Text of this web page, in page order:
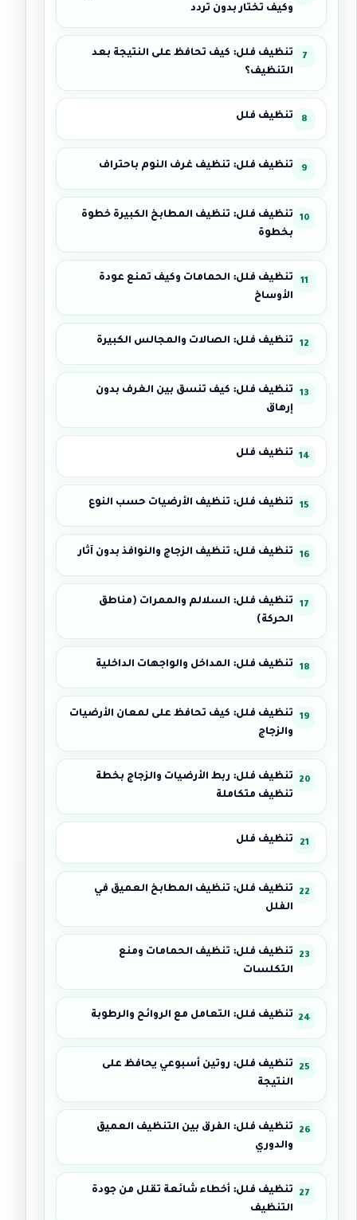
وكيف تختار بدون تردد
تنظيف فلل: كيف تحافظ على النتيجة بعد
التنظيف؟
تنظيف فلل
تنظيف فلل: تنظيف غرف النوم باحتراف
تنظيف فلل: تنظيف المطابخ الكبيرة خطوة
بخطوة
تنظيف فلل: الحمامات وكيف تمنع عودة
الأوساخ
تنظيف فلل: الصالات والمجالس الكبيرة
تنظيف فلل: كيف تنسق بين الغرف بدون
إرهاق
تنظيف فلل
تنظيف فلل: تنظيف الأرضيات حسب النوع
تنظيف فلل: تنظيف الزجاج والنوافذ بدون آثار
تنظيف فلل: السلالم والممرات (مناطق
الحركة)
تنظيف فلل: المداخل والواجهات الداخلية
تنظيف فلل: كيف تحافظ على لمعان الأرضيات
والزجاج
تنظيف فلل: ربط الأرضيات والزجاج بخطة
تنظيف متكاملة
تنظيف فلل
تنظيف فلل: تنظيف المطابخ العميق في
الفلل
تنظيف فلل: تنظيف الحمامات ومنع
التكلسات
تنظيف فلل: التعامل مع الروائح والرطوبة
تنظيف فلل: روتين أسبوعي يحافظ على
النتيجة
تنظيف فلل: الفرق بين التنظيف العميق
والدوري
تنظيف فلل: أخطاء شائعة تقلل من جودة
التنظيف